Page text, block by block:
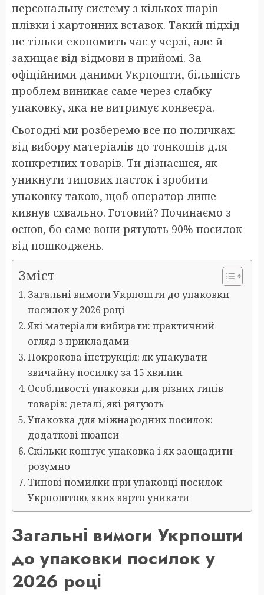
персональну систему з кількох шарів
плівки і картонних вставок. Такий підхід
не тільки економить час у черзі, але й
захищає від відмови в прийомі. За
офіційними даними Укрпошти, більшість
проблем виникає саме через слабку
упаковку, яка не витримує конвеєра.
Сьогодні ми розберемо все по поличках:
від вибору матеріалів до тонкощів для
конкретних товарів. Ти дізнаєшся, як
уникнути типових пасток і зробити
упаковку такою, щоб оператор лише
кивнув схвально. Готовий? Починаємо з
основ, бо саме вони рятують 90% посилок
від пошкоджень.
Зміст
Загальні вимоги Укрпошти до упаковки
посилок у 2026 році
Які матеріали вибирати: практичний
огляд з прикладами
Покрокова інструкція: як упакувати
звичайну посилку за 15 хвилин
Особливості упаковки для різних типів
товарів: деталі, які рятують
Упаковка для міжнародних посилок:
додаткові нюанси
Скільки коштує упаковка і як заощадити
розумно
Типові помилки при упаковці посилок
Укрпоштою, яких варто уникати
Загальні вимоги Укрпошти
до упаковки посилок у
2026 році